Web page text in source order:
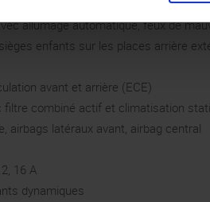
allumage automatique, feux de
enfants sur les places arrière
avant et arrière (ECE)
filtre combiné actif et climatisation
airbags latéraux avant, airbag central
16 A
dynamiques